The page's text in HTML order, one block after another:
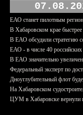
ЕАО станет пилотным
В Хабаровском крае быстрее
В ЕАО обсудили стратегию
ЕАО - в числе 40 российских
В ЕАО значительно
Федеральный эксперт по
Дноуглубительный флот
На Хабаровском
ЦУМ в Хабаровске вернули